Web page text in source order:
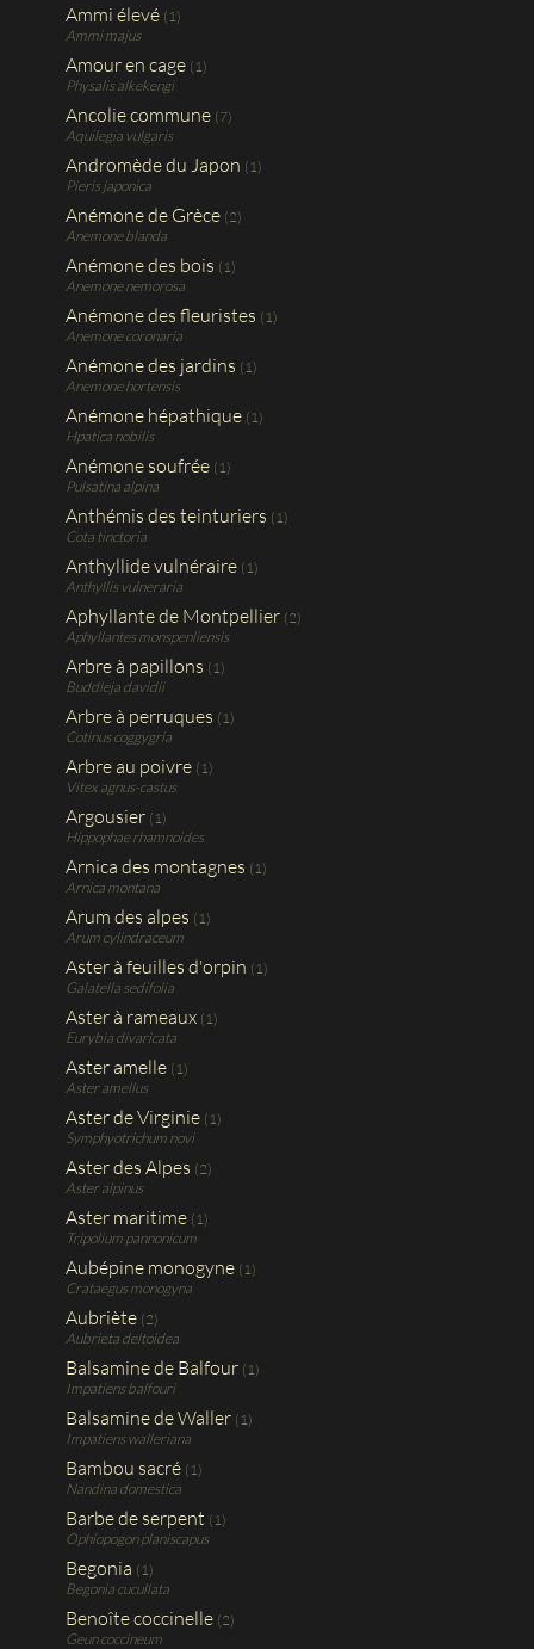
Ammi élevé (1)
Ammi majus
Amour en cage (1)
Physalis alkekengi
Ancolie commune (7)
Aquilegia vulgaris
Andromède du Japon (1)
Pieris japonica
Anémone de Grèce (2)
Anemone blanda
Anémone des bois (1)
Anemone nemorosa
Anémone des fleuristes (1)
Anemone coronaria
Anémone des jardins (1)
Anemone hortensis
Anémone hépathique (1)
Hpatica nobilis
Anémone soufrée (1)
Pulsatina alpina
Anthémis des teinturiers (1)
Cota tinctoria
Anthyllide vulnéraire (1)
Anthyllis vulneraria
Aphyllante de Montpellier (2)
Aphyllantes monspenliensis
Arbre à papillons (1)
Buddleja davidii
Arbre à perruques (1)
Cotinus coggygria
Arbre au poivre (1)
Vitex agnus-castus
Argousier (1)
Hippophae rhamnoides
Arnica des montagnes (1)
Arnica montana
Arum des alpes (1)
Arum cylindraceum
Aster à feuilles d'orpin (1)
Galatella sedifolia
Aster à rameaux (1)
Eurybia divaricata
Aster amelle (1)
Aster amellus
Aster de Virginie (1)
Symphyotrichum novi
Aster des Alpes (2)
Aster alpinus
Aster maritime (1)
Tripolium pannonicum
Aubépine monogyne (1)
Crataegus monogyna
Aubriète (2)
Aubrieta deltoidea
Balsamine de Balfour (1)
Impatiens balfouri
Balsamine de Waller (1)
Impatiens walleriana
Bambou sacré (1)
Nandina domestica
Barbe de serpent (1)
Ophiopogon planiscapus
Begonia (1)
Begonia cucullata
Benoîte coccinelle (2)
Geun coccineum